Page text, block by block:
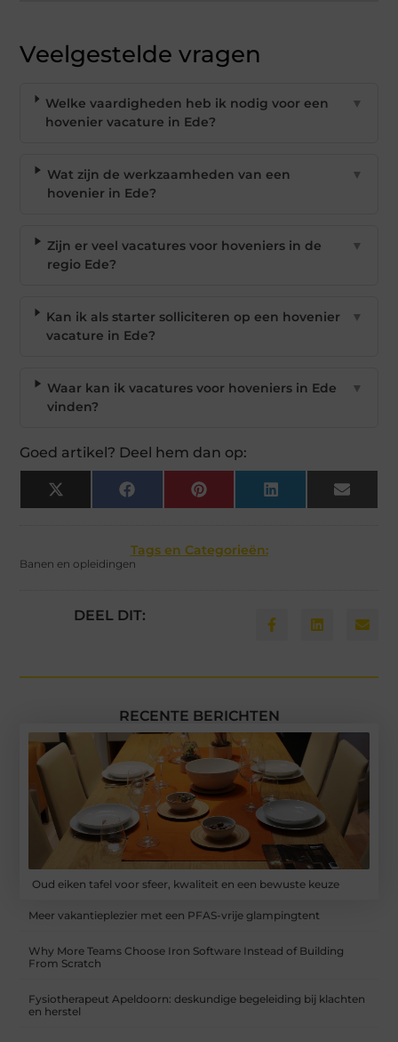
Veelgestelde vragen
Welke vaardigheden heb ik nodig voor een
hovenier vacature in Ede?
▼
Wat zijn de werkzaamheden van een
hovenier in Ede?
▼
Zijn er veel vacatures voor hoveniers in de
regio Ede?
▼
Kan ik als starter solliciteren op een hovenier
vacature in Ede?
▼
Waar kan ik vacatures voor hoveniers in Ede
vinden?
▼
Goed artikel? Deel hem dan op:
X
(Twitter)
Facebook Pinterest LinkedIn Email
Tags en Categorieën:
Banen en opleidingen
DEEL DIT:
RECENTE BERICHTEN
Oud eiken tafel voor sfeer, kwaliteit en een bewuste keuze
Meer vakantieplezier met een PFAS-vrije glampingtent
Why More Teams Choose Iron Software Instead of Building
From Scratch
Fysiotherapeut Apeldoorn: deskundige begeleiding bij klachten
en herstel